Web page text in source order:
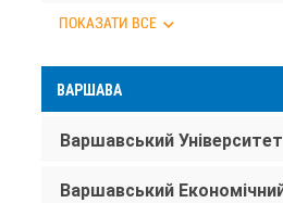
ПОКАЗАТИ ВСЕ
ВАРШАВА
Варшавський Університет